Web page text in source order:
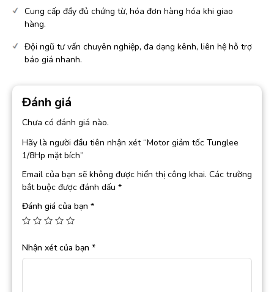
Cung cấp đầy đủ chứng từ, hóa đơn hàng hóa khi giao
hàng.
Đội ngũ tư vấn chuyên nghiệp, đa dạng kênh, liên hệ hỗ trợ
báo giá nhanh.
Đánh giá
Chưa có đánh giá nào.
Hãy là người đầu tiên nhận xét “Motor giảm tốc Tunglee
1/8Hp mặt bích”
Email của bạn sẽ không được hiển thị công khai. Các trường
bắt buộc được đánh dấu *
Đánh giá của bạn *
Nhận xét của bạn *